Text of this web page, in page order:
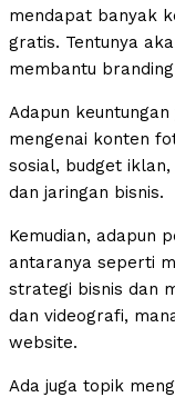
mendapat banyak
gratis. Tentunya
membantu
Adapun
mengenai konten
sosial, budget
dan jaringan bisnis.
Kemudian, adapun
antaranya seperti
strategi bisnis dan
dan videografi,
website.
Ada juga topik